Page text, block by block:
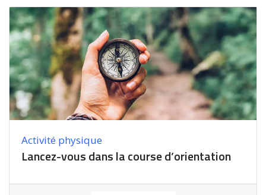
Activité physique
Lancez-vous dans la course d’orientation